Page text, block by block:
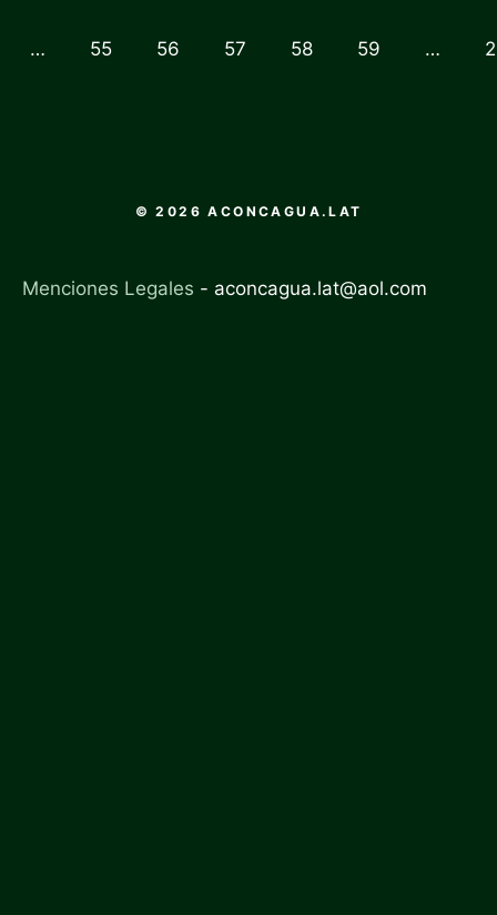
… 55 56 57 58 59 …
© 2026 ACONCAGUA.LAT
Menciones Legales - aconcagua.lat@aol.com